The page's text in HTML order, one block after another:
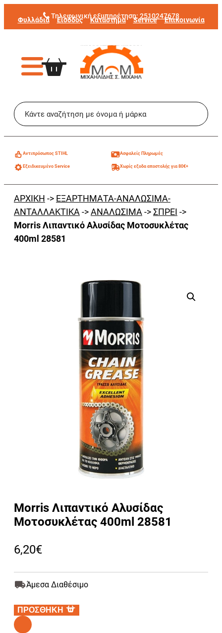
Μετάβαση
στο
Τηλεφωνική εξυπηρέτηση: 2510247678
Φυλλάδια Είσοδος Κατάστημα Service Επικοινωνία
Aντιπρόσωπος STIHL Ασφαλείς Πληρωμές
Εξειδικευμένο Service Χωρίς εξοδα αποστολής για 80€+
ΑΡΧΙΚΗ -> ΕΞΑΡΤΗΜΑΤΑ-ΑΝΑΛΩΣΙΜΑ-
ΑΝΤΑΛΛΑΚΤΙΚΑ ->ΑΝΑΛΩΣΙΜΑ ->ΣΠΡΕΙ ->
Morris Λιπαντικό Αλυσίδας Μοτοσυκλέτας
400ml 28581
Morris Λιπαντικό Αλυσίδας
Μοτοσυκλέτας 400ml 28581
6,20€
Άμεσα Διαθέσιμο
ΠΡΟΣΘΗΚΗ